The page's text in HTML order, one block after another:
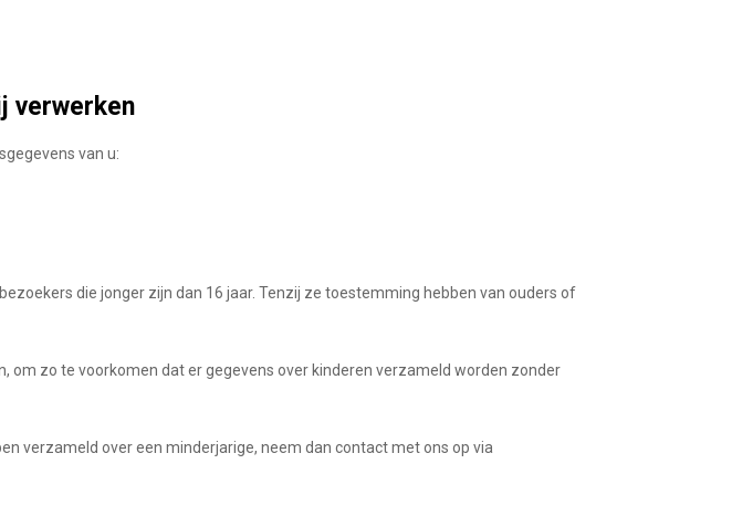
verwerken
van u:
die jonger zijn dan 16 jaar. Tenzij ze toestemming hebben van ouders of
om zo te voorkomen dat er gegevens over kinderen verzameld worden zonder
verzameld over een minderjarige, neem dan contact met ons op via